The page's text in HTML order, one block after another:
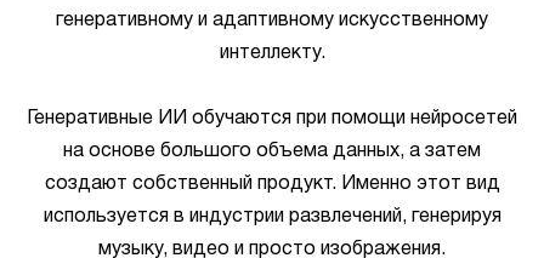
генеративному и адаптивному искусственному
интеллекту.
Генеративные ИИ обучаются при помощи нейросетей
на основе большого объема данных, а затем
создают собственный продукт. Именно этот вид
используется в индустрии развлечений, генерируя
музыку, видео и просто изображения.